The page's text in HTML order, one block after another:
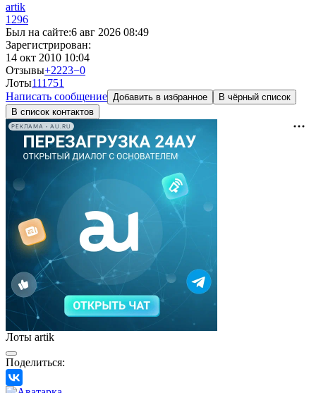
artik
1296
Был на сайте:6 авг 2026 08:49
Зарегистрирован:
14 окт 2010 10:04
Отзывы+2223−0
Лоты111751
Написать сообщение Добавить в избранное
В чёрный список
В список контактов
РЕКЛАМА • AU.RU
Лоты artik
Поделиться: